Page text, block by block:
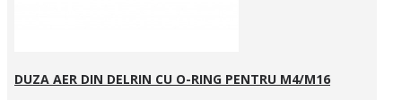
DUZA AER DIN DELRIN CU O-RING PENTRU M4/M16